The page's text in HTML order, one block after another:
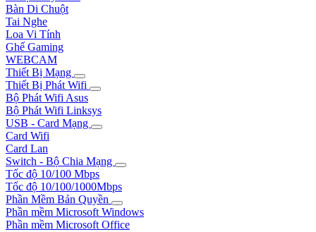
Bàn Di Chuột
Tai Nghe
Loa Vi Tính
Ghế Gaming
WEBCAM
Thiết Bị Mạng
Thiết Bị Phát Wifi
Bộ Phát Wifi Asus
Bộ Phát Wifi Linksys
USB - Card Mạng
Card Wifi
Card Lan
Switch - Bộ Chia Mạng
Tốc độ 10/100 Mbps
Tốc độ 10/100/1000Mbps
Phần Mềm Bản Quyền
Phần mềm Microsoft Windows
Phần mềm Microsoft Office